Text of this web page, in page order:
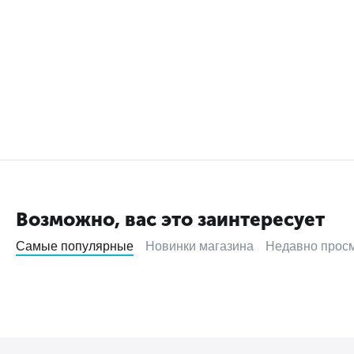
Возможно, вас это заинтересует
Самые популярные Новинки магазина Недавно